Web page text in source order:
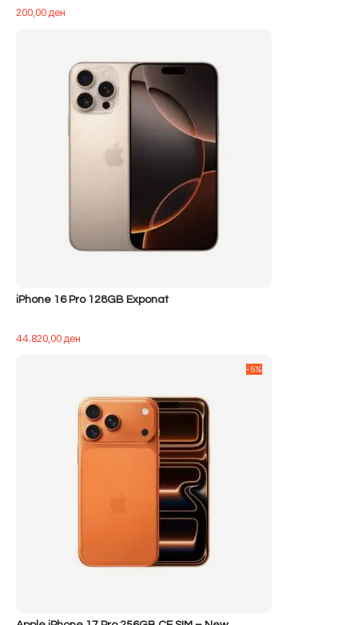
200,00ден
iPhone 16 Pro 128GB Exponat
44.820,00ден
-5%